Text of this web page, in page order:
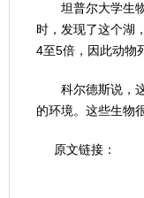
坦普尔大学生物
时，发现了这个湖
4至5倍，因此动物
科尔德斯说，这
的环境。这些生物
原文链接：